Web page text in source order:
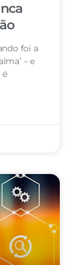
foi a
– e
é